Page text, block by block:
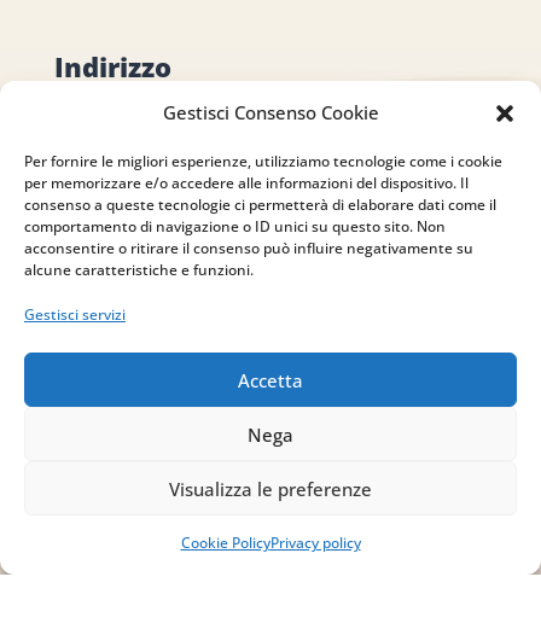
Gestisci Consenso Cookie
Per fornire le migliori esperienze, utilizziamo tecnologie come i cookie
per memorizzare e/o accedere alle informazioni del dispositivo. Il
consenso a queste tecnologie ci permetterà di elaborare dati come il
comportamento di navigazione o ID unici su questo sito. Non
acconsentire o ritirare il consenso può influire negativamente su
alcune caratteristiche e funzioni.
Gestisci servizi
Accetta
Nega
Visualizza le preferenze
Cookie PolicyPrivacy policy
Indirizzo
via Sant’Alessio, 5
Email
info@studiopizzano.it
P.IVA
ISCRIVITI ALLA
novità, clicca sul pulsante qui sotto e